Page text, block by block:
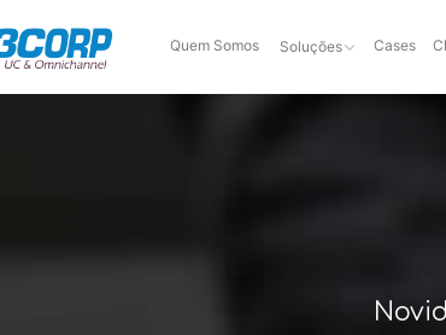
Quem Somos Soluções Cases